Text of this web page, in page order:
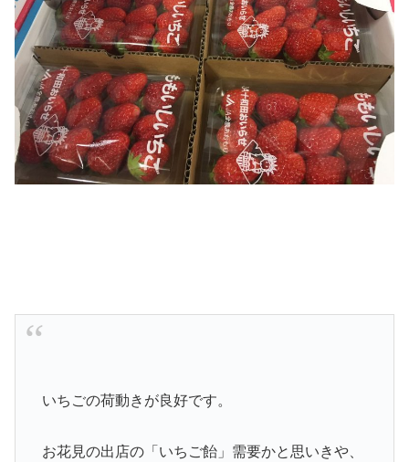
いちごの荷動きが良好です。
お花見の出店の「いちご飴」需要かと思いきや、